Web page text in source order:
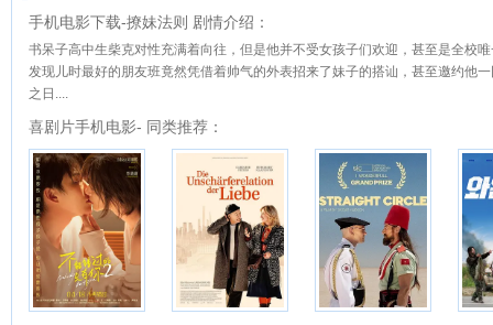
手机电影下载-撩妹法则 剧情介绍：
书呆子高中生柴克对性充满着向往，但是他并不受女孩子们欢迎，甚至是全校
发现儿时最好的朋友班竟然凭借着帅气的外表招来了妹子的搭讪，甚至邀约他
之日....
喜剧片手机电影- 同类推荐：